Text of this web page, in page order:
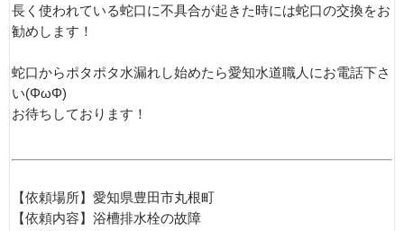
長く使われている蛇口に不具合が起きた時には蛇口の交換をお
勧めします！
蛇口からポタポタ水漏れし始めたら愛知水道職人にお電話下さ
い(ΦωΦ)
お待ちしております！
【依頼場所】愛知県豊田市丸根町
【依頼内容】浴槽排水栓の故障